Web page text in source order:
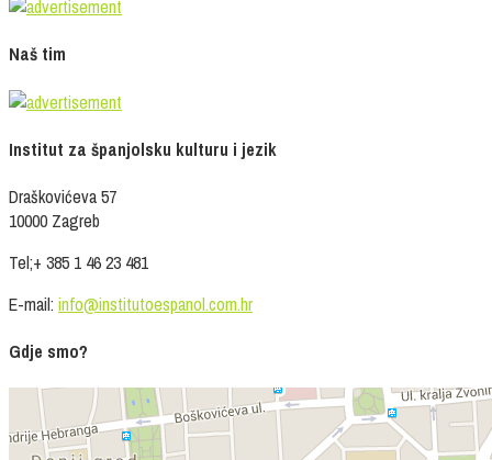
Naš tim
Institut za španjolsku kulturu i jezik
Draškovićeva 57
10000 Zagreb
Tel;+ 385 1 46 23 481
E-mail: info@institutoespanol.com.hr
Gdje smo?